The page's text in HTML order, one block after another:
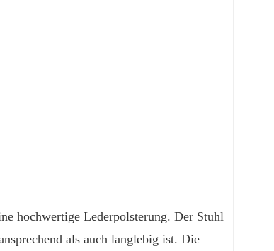
hochwertige Lederpolsterung. Der Stuhl
als auch langlebig ist. Die